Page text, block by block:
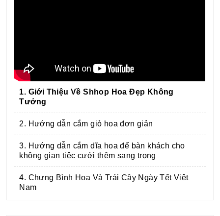
1. Giới Thiệu Về Shhop Hoa Đẹp Không
Tưởng
2. Hướng dẫn cắm giỏ hoa đơn giản
3. Hướng dẫn cắm dĩa hoa để bàn khách cho
không gian tiệc cưới thêm sang trọng
4. Chưng Bình Hoa Và Trái Cây Ngày Tết Việt
Nam